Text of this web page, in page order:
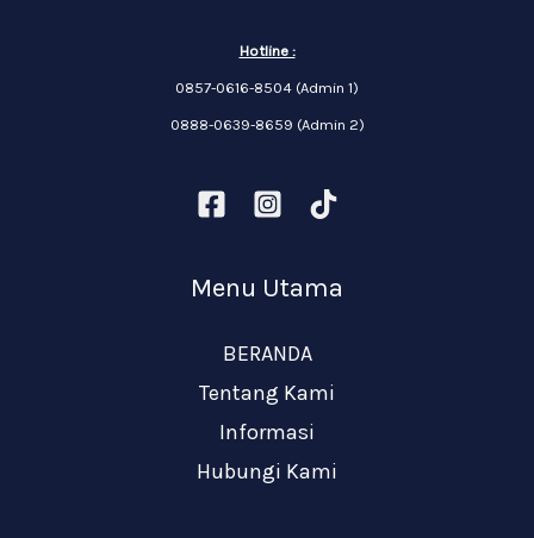
Hotline :
0857-0616-8504 (Admin 1)
0888-0639-8659 (Admin 2)
Menu Utama
BERANDA
Tentang Kami
Informasi
Hubungi Kami